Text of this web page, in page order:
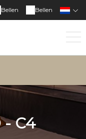
Bellen
Bellen
- C4